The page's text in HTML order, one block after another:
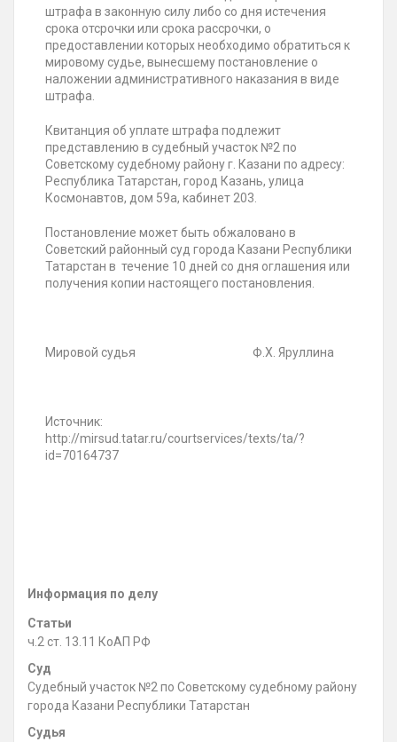
штрафа в законную силу либо со дня истечения
срока отсрочки или срока рассрочки, о
предоставлении которых необходимо обратиться к
мировому судье, вынесшему постановление о
наложении административного наказания в виде
штрафа.
Квитанция об уплате штрафа подлежит
представлению в судебный участок №2 по
Советскому судебному району г. Казани по адресу:
Республика Татарстан, город Казань, улица
Космонавтов, дом 59а, кабинет 203.
Постановление может быть обжаловано в
Советский районный суд города Казани Республики
Татарстан в течение 10 дней со дня оглашения или
получения копии настоящего постановления.
Мировой судья Ф.Х. Яруллина
Источник:
http://mirsud.tatar.ru/courtservices/texts/ta/?
id=70164737
Информация по делу
Статьи
ч.2 ст. 13.11 КоАП РФ
Суд
Судебный участок №2 по Советскому судебному району
города Казани Республики Татарстан
Судья